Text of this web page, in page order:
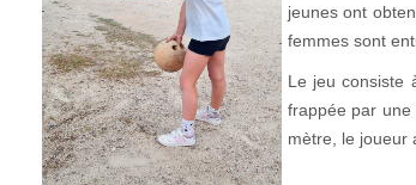
jeunes ont
femmes sont
Le jeu consiste
frappée par une
mètre, le joueur